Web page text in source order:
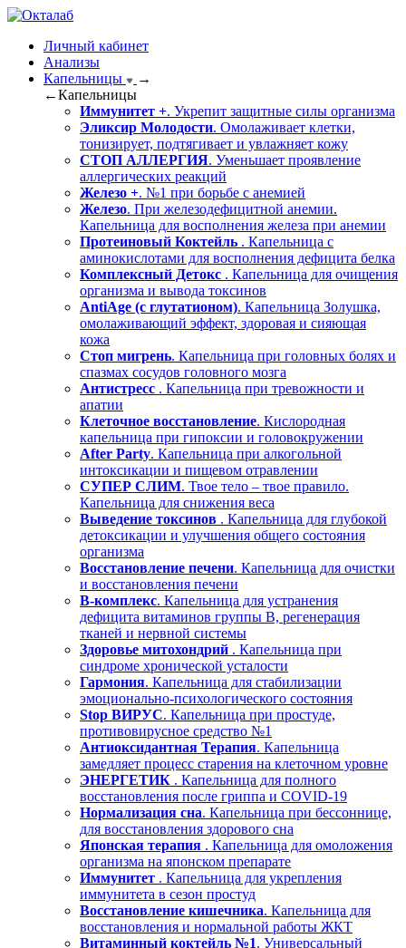
Личный кабинет
Анализы
Капельницы
→
←Капельницы
Иммунитет +. Укрепит защитные силы организма
Эликсир Молодости. Омолаживает клетки,
тонизирует, подтягивает и увлажняет кожу
СТОП АЛЛЕРГИЯ. Уменьшает проявление
аллергических реакций
Железо +. №1 при борьбе с анемией
Железо. При железодефицитной анемии.
Капельница для восполнения железа при анемии
Протеиновый Коктейль . Капельница с
аминокислотами для восполнения дефицита белка
Комплексный Детокс . Капельница для очищения
организма и вывода токсинов
AntiAge (с глутатионом). Капельница Золушка,
омолаживающий эффект, здоровая и сияющая
кожа
Стоп мигрень. Капельница при головных болях и
спазмах сосудов головного мозга
Антистресс . Капельница при тревожности и
апатии
Клеточное восстановление. Кислородная
капельница при гипоксии и головокружении
After Party. Капельница при алкогольной
интоксикации и пищевом отравлении
СУПЕР СЛИМ. Твое тело – твое правило.
Капельница для снижения веса
Выведение токсинов . Капельница для глубокой
детоксикации и улучшения общего состояния
организма
Восстановление печени. Капельница для очистки
и восстановления печени
В-комплекс. Капельница для устранения
дефицита витаминов группы В, регенерация
тканей и нервной системы
Здоровье митохондрий . Капельница при
синдроме хронической усталости
Гармония. Капельница для стабилизации
эмоционально-психологического состояния
Stop ВИРУС. Капельница при простуде,
противовирусное средство №1
Антиоксидантная Терапия. Капельница
замедляет процесс старения на клеточном уровне
ЭНЕРГЕТИК . Капельница для полного
восстановления после гриппа и COVID-19
Нормализация сна. Капельница при бессоннице,
для восстановления здорового сна
Японская терапия . Капельница для омоложения
организма на японском препарате
Иммунитет . Капельница для укрепления
иммунитета в сезон простуд
Восстановление кишечника. Капельница для
восстановления и нормальной работы ЖКТ
Витаминный коктейль №1. Универсальный